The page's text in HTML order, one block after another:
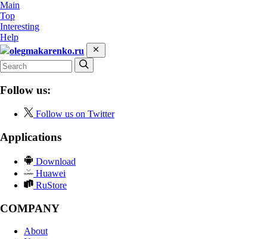
Main
Top
Interesting
Help
olegmakarenko.ru
Follow us:
Follow us on Twitter
Applications
Download
Huawei
RuStore
COMPANY
About